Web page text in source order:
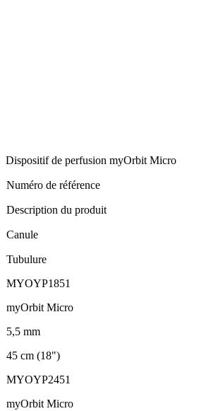
Dispositif de perfusion myOrbit Micro
Numéro de référence
Description du produit
Canule
Tubulure
MYOYP1851
myOrbit Micro
5,5 mm
45 cm (18")
MYOYP2451
myOrbit Micro